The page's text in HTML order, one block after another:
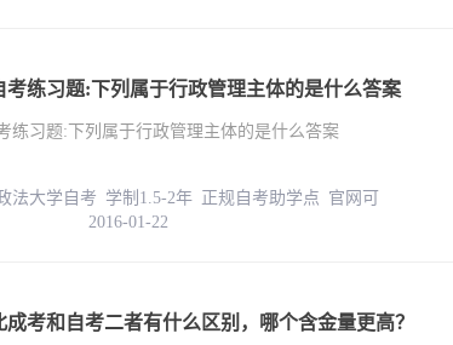
考练习题:下列属于行政管理主体的是什么答案
练习题:下列属于行政管理主体的是什么答案
法大学自考 学制1.5-2年 正规自考助学点 官网可
01-22
成考和自考二者有什么区别，哪个含金量更高？